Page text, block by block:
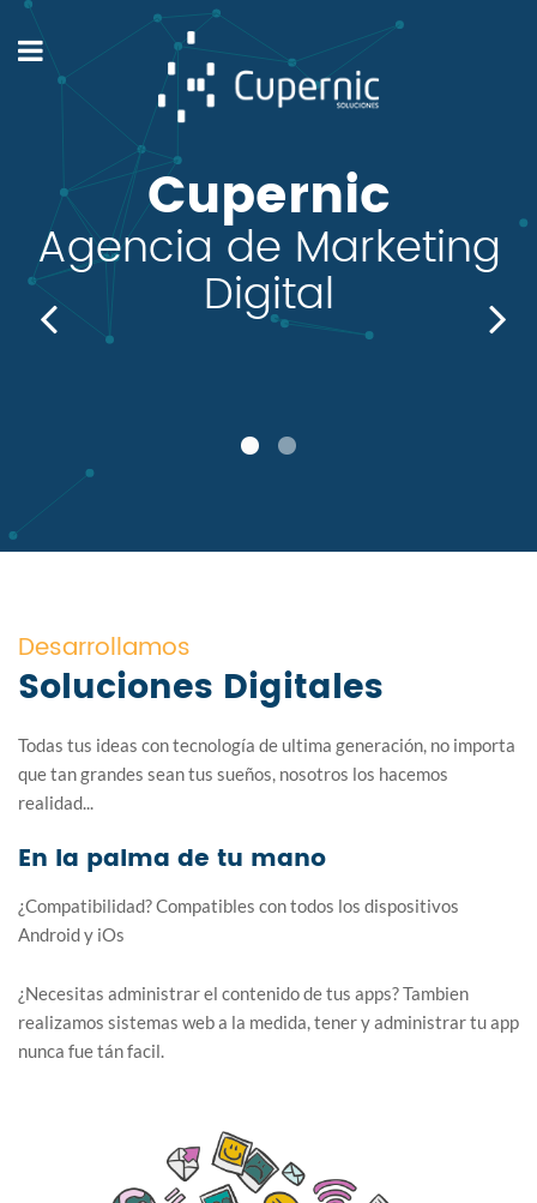
Cupernic
Agencia de Marketing
Digital
1 2
Desarrollamos
Soluciones Digitales
Todas tus ideas con tecnología de ultima generación, no importa
que tan grandes sean tus sueños, nosotros los hacemos
realidad...
En la palma de tu mano
¿Compatibilidad? Compatibles con todos los dispositivos
Android y iOs
¿Necesitas administrar el contenido de tus apps? Tambien
realizamos sistemas web a la medida, tener y administrar tu app
nunca fue tán facil.